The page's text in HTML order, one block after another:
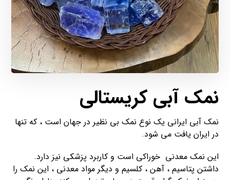
نمک آبی کریستالی
نمک آبی ایرانی یک نوع نمک بی نظیر در جهان است ، که تنها
در ایران یافت می شود.
این نمک معدنی خوراکی است و کاربرد پزشکی نیز دارد.
داشتن پتاسیم ، آهن ، کلسیم و دیگر مواد معدنی ، این نمک را